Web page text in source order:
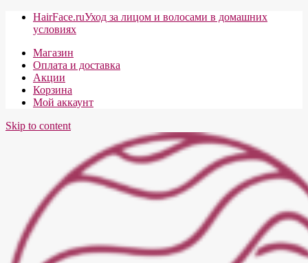
HairFace.ruУход за лицом и волосами в домашних
условиях
Магазин
Оплата и доставка
Акции
Корзина
Мой аккаунт
Skip to content